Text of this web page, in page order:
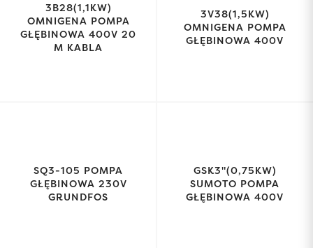
3B28(1,1KW)
OMNIGENA POMPA
GŁĘBINOWA 400V 20
M KABLA
3V38(1,5KW)
OMNIGENA POMPA
GŁĘBINOWA 400V
SQ3-105 POMPA
GŁĘBINOWA 230V
GRUNDFOS
GSK3"(0,75KW)
SUMOTO POMPA
GŁĘBINOWA 400V